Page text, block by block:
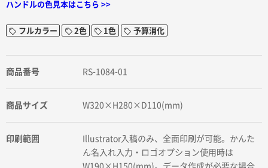
ハンドルの色見本はこちら >>
フルカラー 2色 1色 予算消化
商品番号 RS-1084-01
商品サイズ W320×H280×D110(mm)
印刷範囲
Illustrator入稿のみ、全面印刷が可能。かんた
ん名入れ入力・ロゴオプション使用時は
W190×H150(mm)。データ作成が必要な場合